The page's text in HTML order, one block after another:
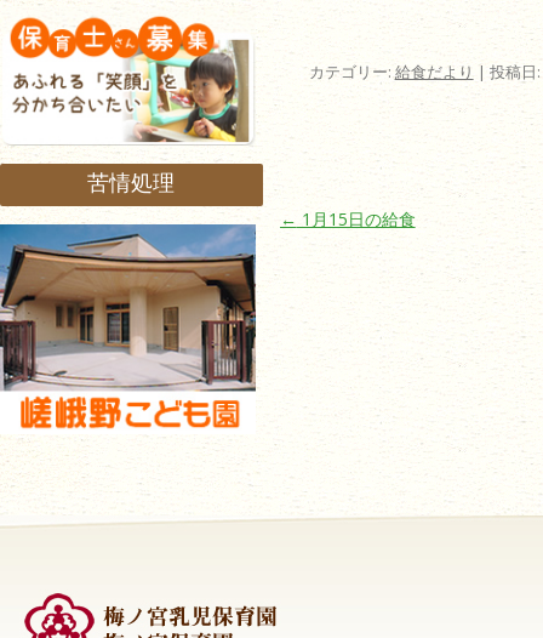
カテゴリー:給食だより | 投稿日:
投稿ナビゲーション
← 1月15日の給食
苦情処理